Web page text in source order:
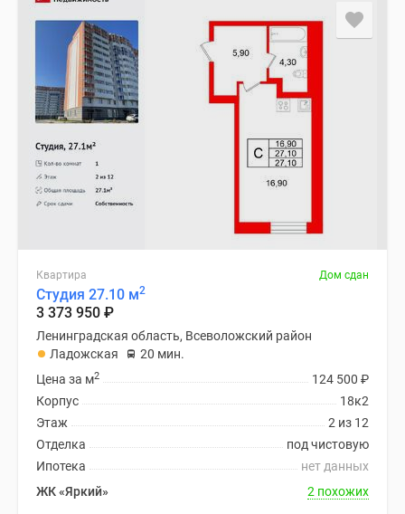
Квартира Дом сдан
Студия 27.10 м2
3 373 950 ₽
Ленинградская область, Всеволожский район
Ладожская
20 мин.
124 500 ₽
Цена за м2
18к2
Корпус
2 из 12
Этаж
под чистовую
Отделка
нет данных
Ипотека
ЖК «Яркий»
2 похожих